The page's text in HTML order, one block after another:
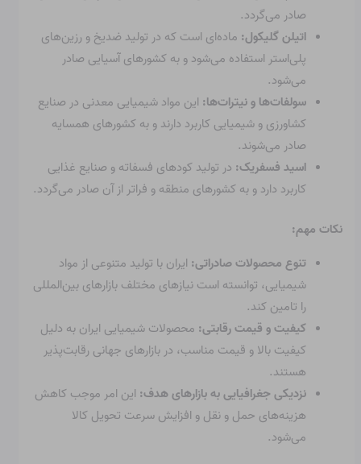
صادر می‌گردد.
اتیلن گلیکول: ماده‌ای است که در تولید ضدیخ و رزین‌های
پلی‌استر استفاده می‌شود و به کشورهای آسیایی صادر
می‌شود.
سولفات‌ها و نیترات‌ها: این مواد شیمیایی معدنی در صنایع
کشاورزی و شیمیایی کاربرد دارند و به کشورهای همسایه
صادر می‌شوند.
اسید فسفریک: در تولید کودهای فسفاته و صنایع غذایی
کاربرد دارد و به کشورهای منطقه و فراتر از آن صادر می‌گردد.
نکات مهم:
تنوع محصولات صادراتی: ایران با تولید متنوعی از مواد
شیمیایی، توانسته است نیازهای مختلف بازارهای بین‌المللی
را تامین کند.
کیفیت و قیمت رقابتی: محصولات شیمیایی ایران به دلیل
کیفیت بالا و قیمت مناسب، در بازارهای جهانی رقابت‌پذیر
هستند.
نزدیکی جغرافیایی به بازارهای هدف: این امر موجب کاهش
هزینه‌های حمل و نقل و افزایش سرعت تحویل کالا
می‌شود.